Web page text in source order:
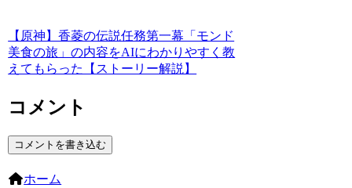
【原神】香菱の伝説任務第一幕「モンド
美食の旅」の内容をAIにわかりやすく教
えてもらった【ストーリー解説】
コメント
コメントを書き込む
ホーム